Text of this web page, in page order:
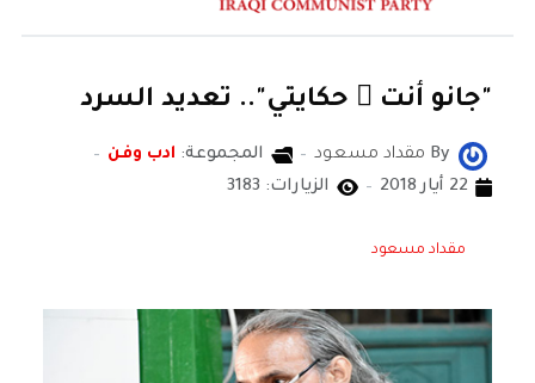
"جانو أنت ِ حكايتي".. تعديد السرد
By مقداد مسعود المجموعة: ادب وفن
22 أيار 2018
الزيارات: 3183
مقداد مسعود